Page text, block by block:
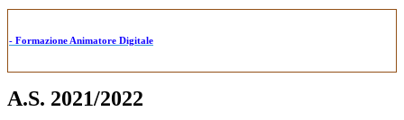
- Formazione Animatore Digitale
A.S. 2021/2022